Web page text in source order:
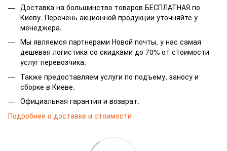
Доставка на большинство товаров БЕСПЛАТНАЯ по
Киеву. Перечень акционной продукции уточняйте у
менеджера.
Мы являемся партнерами Новой почты, у нас самая
дешевая логистика со скидками до 70% от стоимости
услуг перевозчика.
Также предоставляем услуги по подъему, заносу и
сборке в Киеве.
Официальная гарантия и возврат.
Подробнее о доставке и стоимости